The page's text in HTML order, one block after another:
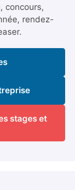
concours,
rendez-
stages et